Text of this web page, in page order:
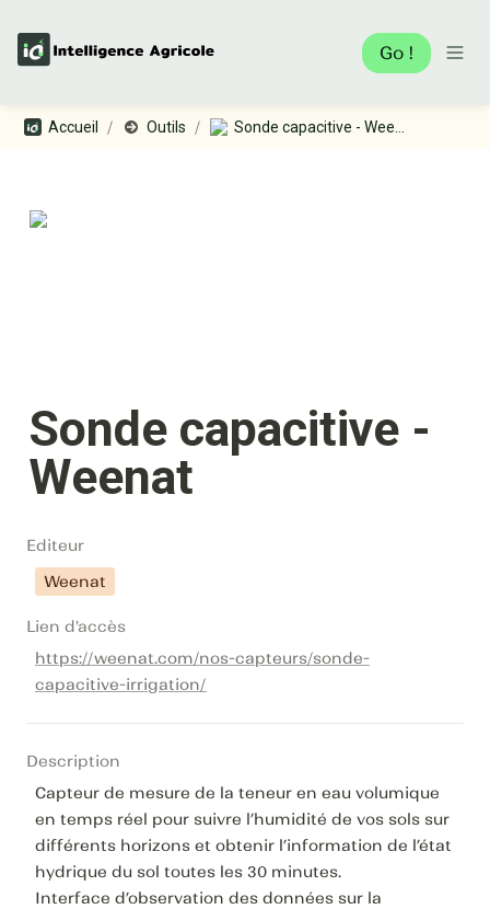
Go !
Accueil / Outils /
Sonde capacitive -
Weenat
Editeur
Weenat
Lien d'accès
https://weenat.com/nos-capteurs/sonde-
capacitive-irrigation/
Description
Capteur de mesure de la teneur en eau volumique
en temps réel pour suivre l’humidité de vos sols sur
différents horizons et obtenir l’information de l’état
hydrique du sol toutes les 30 minutes.
Interface d’observation des données sur la